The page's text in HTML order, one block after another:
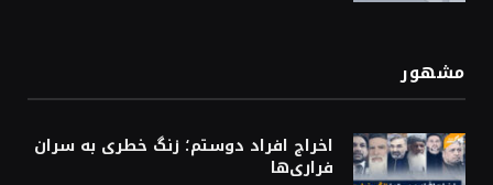
مشهور
اخراج افراد دوستم؛ زنگ خطری به سران
فراری‌ها